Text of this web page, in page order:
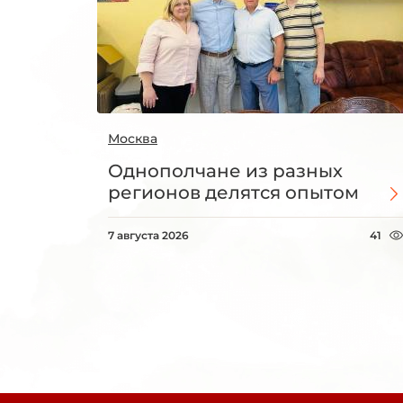
Москва
Однополчане из разных
регионов делятся опытом
7 августа 2026 41